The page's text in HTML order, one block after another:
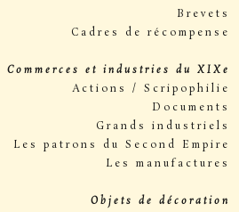
Brevets
Cadres de récompense
Commerces et industries du XIXe
Actions / Scripophilie
Documents
Grands industriels
Les patrons du Second Empire
Les manufactures
Objets de décoration